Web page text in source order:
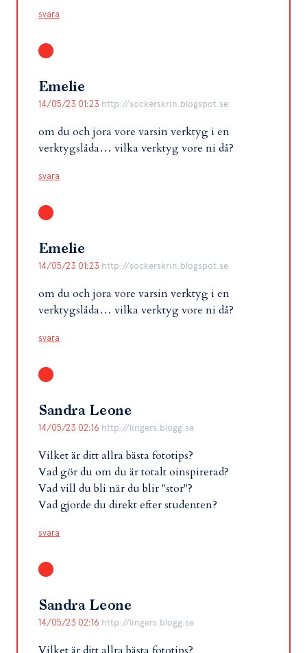
svara
Emelie
14/05/23 01:23 http://sockerskrin.blogspot.se
om du och jora vore varsin verktyg i en
verktygslåda… vilka verktyg vore ni då?
svara
Emelie
14/05/23 01:23 http://sockerskrin.blogspot.se
om du och jora vore varsin verktyg i en
verktygslåda… vilka verktyg vore ni då?
svara
Sandra Leone
14/05/23 02:16 http://lingers.blogg.se
Vilket är ditt allra bästa fototips?
Vad gör du om du är totalt oinspirerad?
Vad vill du bli när du blir "stor"?
Vad gjorde du direkt efter studenten?
svara
Sandra Leone
14/05/23 02:16 http://lingers.blogg.se